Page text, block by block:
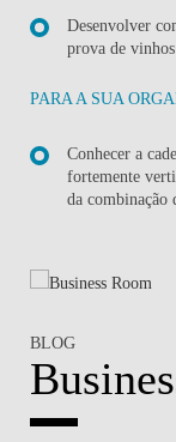
Desenvolver
prova de vinhos
PARA A SUA
Conhecer a
fortemente
da combinação
BLOG